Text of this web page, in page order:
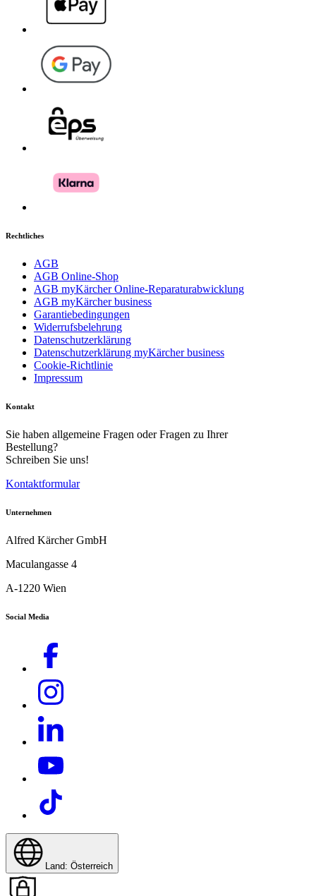
Rechtliches
AGB
AGB Online-Shop
AGB myKärcher Online-Reparaturabwicklung
AGB myKärcher business
Garantiebedingungen
Widerrufsbelehrung
Datenschutzerklärung
Datenschutzerklärung myKärcher business
Cookie-Richtlinie
Impressum
Kontakt
Sie haben allgemeine Fragen oder Fragen zu Ihrer
Bestellung?
Schreiben Sie uns!
Kontaktformular
Unternehmen
Alfred Kärcher GmbH
Maculangasse 4
A-1220 Wien
Social Media
Land: Österreich